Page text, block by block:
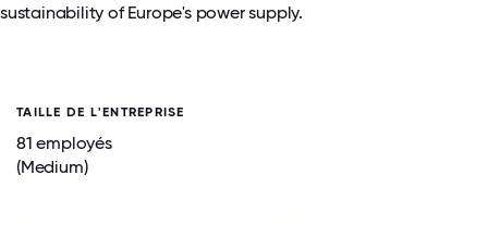
sustainability of Europe's power supply.
TAILLE DE L'ENTREPRISE
81 employés
(Medium)